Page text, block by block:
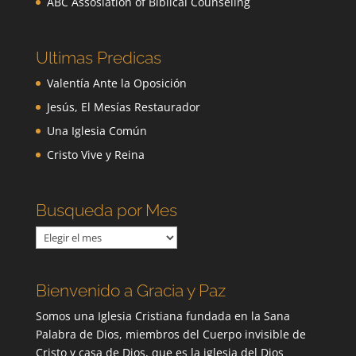
Ultimas Predicas
Valentía Ante la Oposición
Jesús, El Mesías Restaurador
Una Iglesia Común
Cristo Vive y Reina
Busqueda por Mes
Busqueda
por
Bienvenido a Gracia y Paz
Somos una Iglesia Cristiana fundada en la Sana
Palabra de Dios, miembros del Cuerpo invisible de
Cristo y casa de Dios, que es la iglesia del Dios